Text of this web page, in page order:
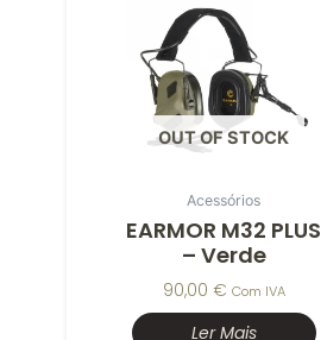
OUT OF STOCK
Acessórios
EARMOR M32 PLUS
– Verde
90,00 € Com IVA
Ler Mais